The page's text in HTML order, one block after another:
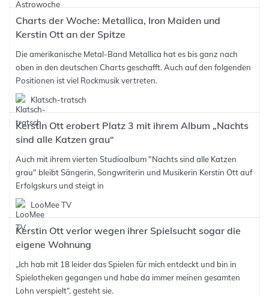
Charts der Woche: Metallica, Iron Maiden und
Kerstin Ott an der Spitze
Die amerikanische Metal-Band Metallica hat es bis ganz nach
oben in den deutschen Charts geschafft. Auch auf den folgenden
Positionen ist viel Rockmusik vertreten.
Klatsch-tratsch
Kerstin Ott erobert Platz 3 mit ihrem Album „Nachts
sind alle Katzen grau“
Auch mit ihrem vierten Studioalbum "Nachts sind alle Katzen
grau" bleibt Sängerin, Songwriterin und Musikerin Kerstin Ott auf
Erfolgskurs und steigt in
LooMee TV
Kerstin Ott verlor wegen ihrer Spielsucht sogar die
eigene Wohnung
„Ich hab mit 18 leider das Spielen für mich entdeckt und bin in
Spielotheken gegangen und habe da immer meinen gesamten
Lohn verspielt“, gesteht sie.